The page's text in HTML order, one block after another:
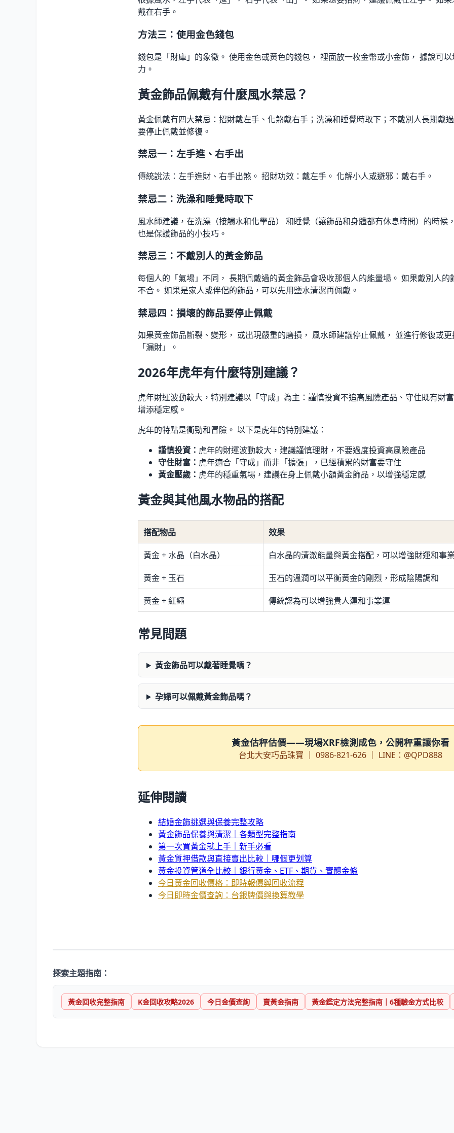
戴在右手。
方法三：使用金色錢包
錢包是「財庫」的象徵。 使用金色或黃色的錢包， 裡面放一枚金幣或小金飾， 據說可
力。
黃金飾品佩戴有什麼風水禁忌？
黃金佩戴有四大禁忌：招財戴左手、化煞戴右手；洗澡和睡覺時取下；不戴別人長期戴
要停止佩戴並修復。
禁忌一：左手進、右手出
傳統說法：左手進財、右手出煞。 招財功效：戴左手。 化解小人或避邪：戴右手。
禁忌二：洗澡和睡覺時取下
風水師建議，在洗澡（接觸水和化學品） 和睡覺（讓飾品和身體都有休息時間）的時候
也是保護飾品的小技巧。
禁忌三：不戴別人的黃金飾品
每個人的「氣場」不同， 長期佩戴過的黃金飾品會吸收那個人的能量場。 如果戴別人的
不合。 如果是家人或伴侶的飾品，可以先用鹽水清潔再佩戴。
禁忌四：損壞的飾品要停止佩戴
如果黃金飾品斷裂、變形， 或出現嚴重的磨損， 風水師建議停止佩戴， 並進行修復或
「漏財」。
2026年虎年有什麼特別建議？
虎年財運波動較大，特別建議以「守成」為主：謹慎投資不追高風險產品、守住既有財
增添穩定感。
虎年的特點是衝勁和冒險。 以下是虎年的特別建議：
謹慎投資： 虎年的財運波動較大，建議謹慎理財，不要過度投資高風險產品
守住財富： 虎年適合「守成」而非「擴張」，已經積累的財富要守住
黃金壓歲： 虎年的穩重氣場，建議在身上佩戴小額黃金飾品，以增強穩定感
黃金與其他風水物品的搭配
搭配物品 效果
黃金 + 水晶（白水晶） 白水晶的清澈能量與黃金搭配，可以增強財運和事
黃金 + 玉石 玉石的溫潤可以平衡黃金的剛烈，形成陰陽調和
黃金 + 紅繩 傳統認為可以增強貴人運和事業運
常見問題
黃金飾品可以戴著睡覺嗎？
孕婦可以佩戴黃金飾品嗎？
黃金估秤估價——現場XRF檢測成色，公開秤重讓你看
台北大安巧品珠寶 ｜ 0986-821-626 ｜ LINE：@QPD888
延伸閱讀
結婚金飾挑選與保養完整攻略
黃金飾品保養與清潔｜各類型完整指南
第一次買黃金就上手｜新手必看
黃金質押借款與直接賣出比較｜哪個更划算
黃金投資管道全比較｜銀行黃金、ETF、期貨、實體金條
今日黃金回收價格：即時報價與回收流程
今日即時金價查詢：台銀牌價與換算教學
探索主題指南：
黃金回收完整指南 K金回收攻略2026 今日金價查詢 賣黃金指南 黃金鑑定方法完整指南｜6種驗金方式比較